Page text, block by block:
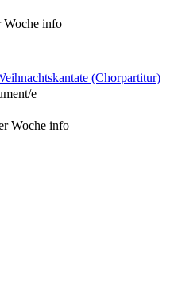
Woche info
(Chorpartitur)
e
Woche info